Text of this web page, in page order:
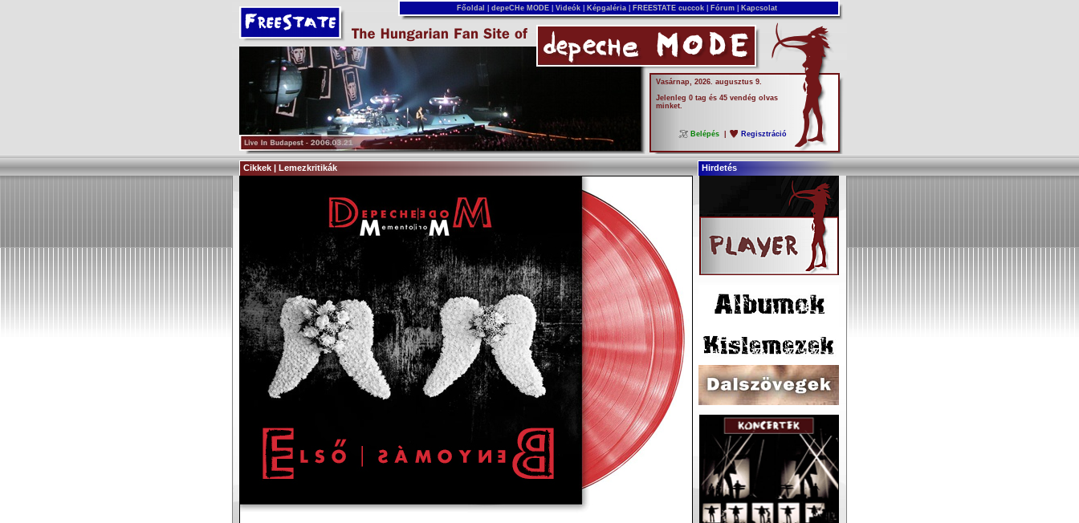
Főoldal depeCHe MODE Videók Képgaléria FREESTATE cuccok Fórum Kapcsolat
Vasárnap, 2026. augusztus 9.
Jelenleg 0 tag és 45 vendég olvas
minket.
Belépés Regisztráció
Cikkek | Lemezkritikák Hirdetés